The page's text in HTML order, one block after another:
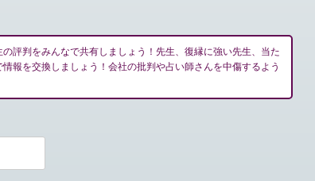
評判をみんなで共有しましょう！先生、復縁に強い先生、当た
報を交換しましょう！会社の批判や占い師さんを中傷するよう